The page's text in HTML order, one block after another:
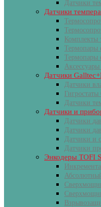
Датчики
Датчики
Комплекты
Термопары
Термопары
Датчики
Датчики
Датчики
Датчики и
Датчики
Датчики
Датчики и
Датчики
Энкодеры TOFI